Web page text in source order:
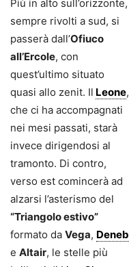
Più in alto sull’orizzonte,
sempre rivolti a sud, si
passerà dall’Ofiuco
all’Ercole, con
quest’ultimo situato
quasi allo zenit. Il Leone,
che ci ha accompagnati
nei mesi passati, starà
invece dirigendosi al
tramonto. Di contro,
verso est comincerà ad
alzarsi l’asterismo del
“Triangolo estivo”
formato da Vega, Deneb
e Altair, le stelle più